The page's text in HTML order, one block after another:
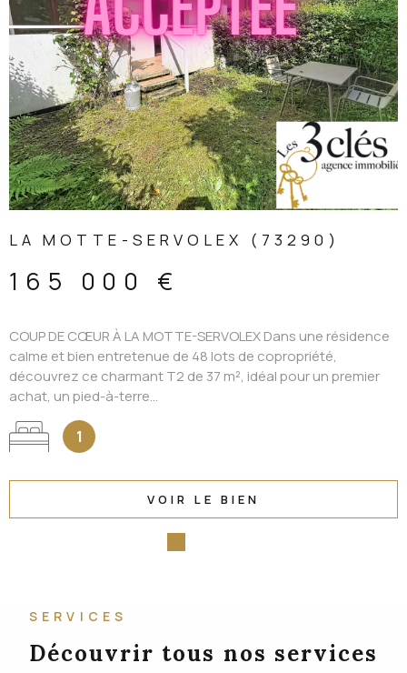
LA MOTTE-SERVOLEX (73290)
165 000 €
COUP DE CŒUR À LA MOTTE-SERVOLEX Dans une résidence
calme et bien entretenue de 48 lots de copropriété,
découvrez ce charmant T2 de 37 m², idéal pour un premier
achat, un pied-à-terre...
1
VOIR LE BIEN
SERVICES
Découvrir tous nos services